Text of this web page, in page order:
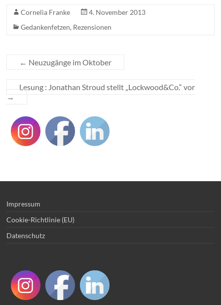
Cornelia Franke
4. November 2013
Gedankenfetzen, Rezensionen
← Neuzugänge im Oktober
Lesung : Jonathan Stroud stellt „Lockwood&Co.“ vor
→
Impressum
Cookie-Richtlinie (EU)
Datenschutz